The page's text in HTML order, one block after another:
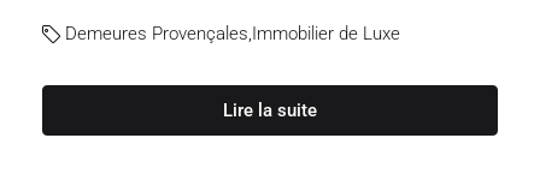
Demeures Provençales, Immobilier de Luxe
Lire la suite